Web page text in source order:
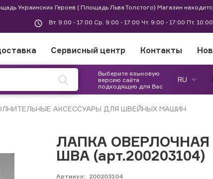
Украинских Героев ( Площадь Льва Толстого) Магазин
Вт. 9:00 - 17:00 Ср. 9:00 - 17:00 Чт. 9:00 - 17:00 Пт.
Сервисный центр Контакты
Выберите языковую
версию сайта
подходящую для Вас
RU
АКСЕССУАРЫ ДЛЯ ШВЕЙНЫХ МАШИН
ЛАПКА
ШВА (арт.200203104)
Артикул: 200203104